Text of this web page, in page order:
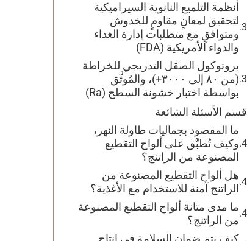
أنظمة التلميع النانوية السيراميكية
لتحقيق لمعانٍ مقاومٍ للخدوش
ومتوافقٍ مع متطلبات إدارة الغذاء
والدواء الأمريكية (FDA)
بروتوكول الصقل التدريجي للخراطة
(من ٨٠ إلى ٣٠٠٠+)، والمُوثَّق
بواسطة اختبار خشونة السطح (Ra)
قسم الأسئلة الشائعة
ما المقصود بجماليات طاولة النهر،
وكيف تُطبَّق على ألواح التقطيع
المصنوعة من الراتنج؟
هل ألواح التقطيع المصنوعة من
الراتنج آمنة للاستخدام مع الأغذية؟
ما مدى متانة ألواح التقطيع المصنوعة
من الراتنج؟
كيف يتم ضمان السلامة في إنتاج